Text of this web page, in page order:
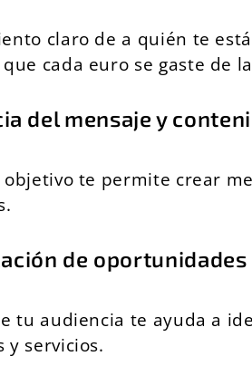
claro de a quién te
cada euro se gaste de
del mensaje y
te permite crear
de oportunidades
tu audiencia te ayuda a
servicios.